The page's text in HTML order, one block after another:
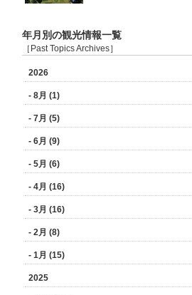
年月別の観光情報一覧
［Past Topics Archives］
2026
- 8月 (1)
- 7月 (5)
- 6月 (9)
- 5月 (6)
- 4月 (16)
- 3月 (16)
- 2月 (8)
- 1月 (15)
2025